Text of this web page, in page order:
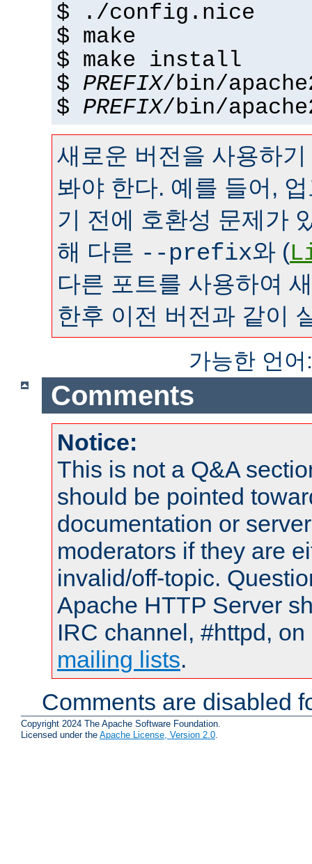
$ ./config.nice
$ make
$ make install
$ PREFIX/bin/
$ PREFIX/bin/
새로운 버전을 사용하
봐야 한다. 예를 들어,
기 전에 호환성 문제가
해 다른 --prefix와 (
다른 포트를 사용하여
한후 이전 버전과 같이
가능한 언
Comments
Notice:
This is not a Q&A
should be pointed
documentation or
moderators if they are
invalid/off-topic.
Apache HTTP Server
IRC channel, #httpd,
mailing lists.
Comments are disabled
Copyright 2024 The Apache Software Foundation.
Licensed under the Apache License, Version 2.0